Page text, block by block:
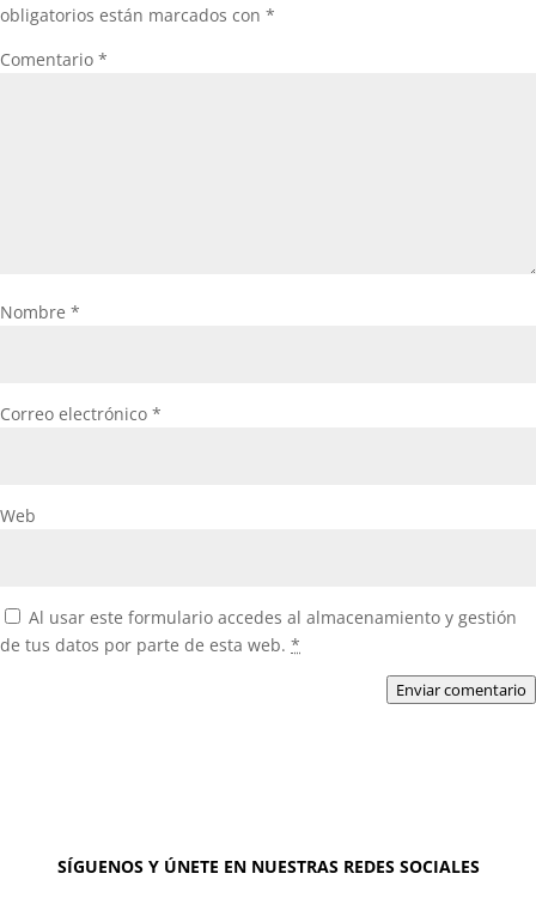
obligatorios están marcados con *
Comentario *
Nombre *
Correo electrónico *
Web
Al usar este formulario accedes al almacenamiento y gestión
de tus datos por parte de esta web. *
Enviar comentario
SÍGUENOS Y ÚNETE EN NUESTRAS REDES SOCIALES